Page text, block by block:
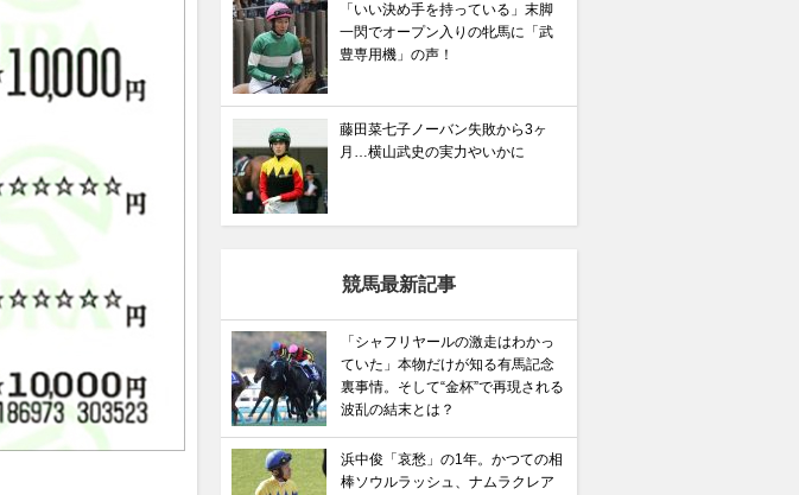
「いい決め手を持っている」末脚
一閃でオープン入りの牝馬に「武
豊専用機」の声！
藤田菜七子ノーバン失敗から3ヶ
月…横山武史の実力やいかに
競馬最新記事
「シャフリヤールの激走はわかっ
ていた」本物だけが知る有馬記念
裏事情。そして“金杯”で再現される
波乱の結末とは？
浜中俊「哀愁」の1年。かつての相
棒ソウルラッシュ、ナムラクレア